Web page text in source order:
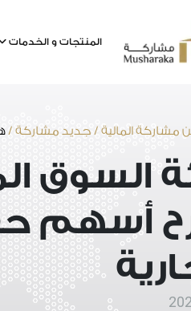
المنتجات و الخدمات
مشاركة المالية / جديد مشاركة /
السوق
أسهم